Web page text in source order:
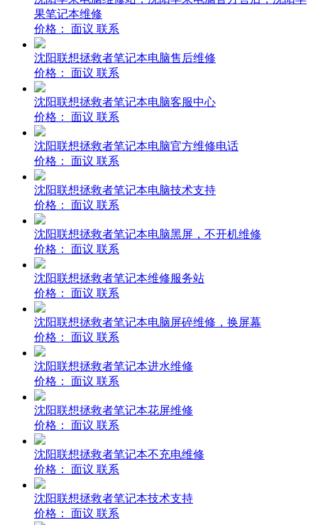
果笔记本维修
价格： 面议 联系
沈阳联想拯救者笔记本电脑售后维修
价格： 面议 联系
沈阳联想拯救者笔记本电脑客服中心
价格： 面议 联系
沈阳联想拯救者笔记本电脑官方维修电话
价格： 面议 联系
沈阳联想拯救者笔记本电脑技术支持
价格： 面议 联系
沈阳联想拯救者笔记本电脑黑屏，不开机维修
价格： 面议 联系
沈阳联想拯救者笔记本维修服务站
价格： 面议 联系
沈阳联想拯救者笔记本电脑屏碎维修，换屏幕
价格： 面议 联系
沈阳联想拯救者笔记本进水维修
价格： 面议 联系
沈阳联想拯救者笔记本花屏维修
价格： 面议 联系
沈阳联想拯救者笔记本不充电维修
价格： 面议 联系
沈阳联想拯救者笔记本技术支持
价格： 面议 联系